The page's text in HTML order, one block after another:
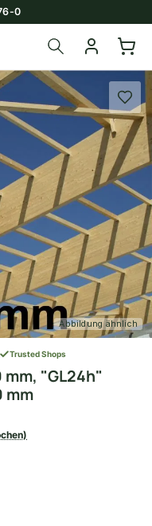
0
Abbildung ähnlich
Trusted Shops
"GL24h"
mm